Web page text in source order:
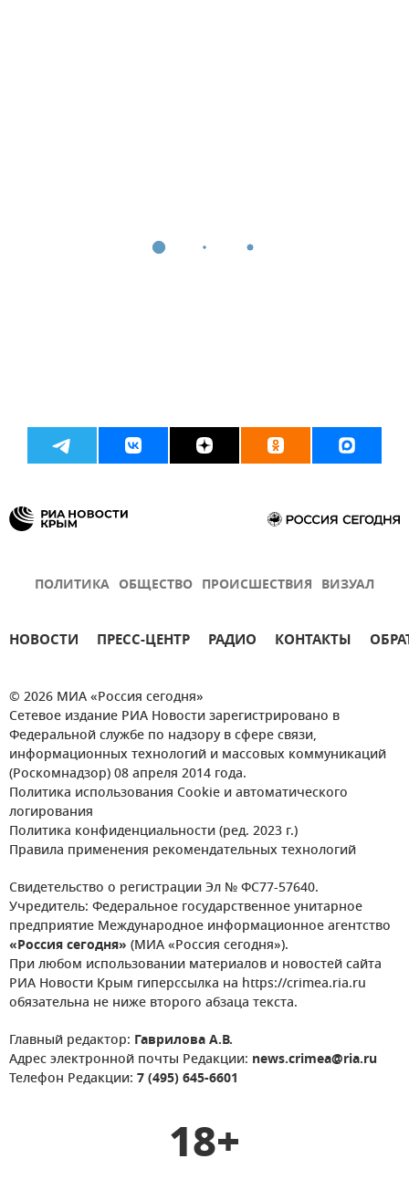
ПОЛИТИКА ОБЩЕСТВО ПРОИСШЕСТВИЯ ВИЗУАЛ
НОВОСТИ ПРЕСС-ЦЕНТР РАДИО КОНТАКТЫ
© 2026 МИА «Россия сегодня»
Сетевое издание РИА Новости зарегистрировано в
Федеральной службе по надзору в сфере связи,
информационных технологий и массовых коммуникаций
(Роскомнадзор) 08 апреля 2014 года.
Политика использования Cookie и автоматического
логирования
Политика конфиденциальности (ред. 2023 г.)
Правила применения рекомендательных технологий
Свидетельство о регистрации Эл № ФС77-57640.
Учредитель: Федеральное государственное унитарное
предприятие Международное информационное агентство
«Россия сегодня» (МИА «Россия сегодня»).
При любом использовании материалов и новостей сайта
РИА Новости Крым гиперссылка на https://crimea.ria.ru
обязательна не ниже второго абзаца текста.
Главный редактор: Гаврилова А.В.
Адрес электронной почты Редакции: news.crimea@ria.ru
Телефон Редакции: 7 (495) 645-6601
18+